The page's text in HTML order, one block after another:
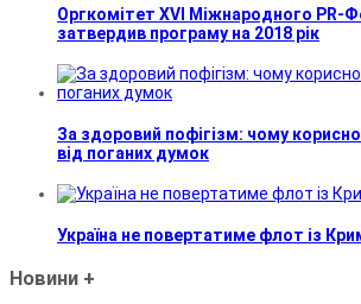
Оргкомітет XVI Міжнародного PR-
затвердив програму на 2018 рік
За здоровий пофігізм: чому
від поганих думок
Україна не повертатиме флот із
Новини +